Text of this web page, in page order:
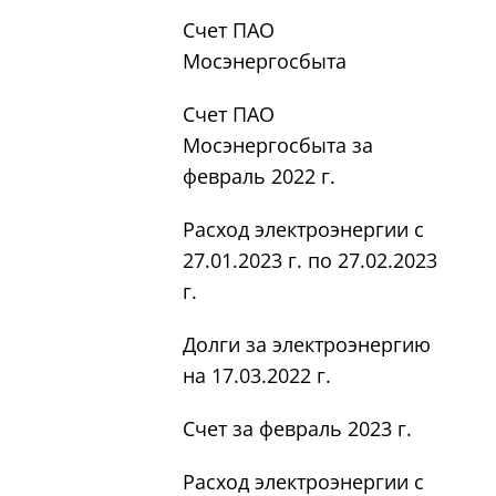
Счет ПАО
Мосэнергосбыта
Счет ПАО
Мосэнергосбыта за
февраль 2022 г.
Расход электроэнергии с
27.01.2023 г. по 27.02.2023
г.
Долги за электроэнергию
на 17.03.2022 г.
Счет за февраль 2023 г.
Расход электроэнергии с